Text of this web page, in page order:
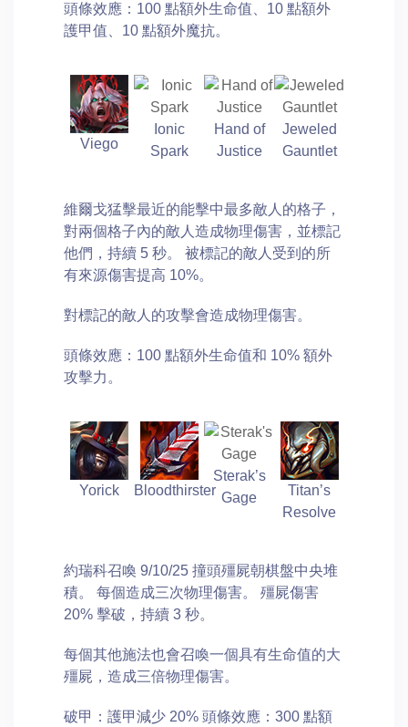
頭條效應：100 點額外生命值、10 點額外
護甲值、10 點額外魔抗。
Viego
Ionic
Spark
Hand of
Justice
Jeweled
Gauntlet
維爾戈猛擊最近的能擊中最多敵人的格子，
對兩個格子內的敵人造成物理傷害，並標記
他們，持續 5 秒。 被標記的敵人受到的所
有來源傷害提高 10%。
對標記的敵人的攻擊會造成物理傷害。
頭條效應：100 點額外生命值和 10% 額外
攻擊力。
Yorick Bloodthirster
Sterak’s
Gage
Titan’s
Resolve
約瑞科召喚 9/10/25 撞頭殭屍朝棋盤中央堆
積。 每個造成三次物理傷害。 殭屍傷害
20% 擊破，持續 3 秒。
每個其他施法也會召喚一個具有生命值的大
殭屍，造成三倍物理傷害。
破甲：護甲減少 20% 頭條效應：300 點額